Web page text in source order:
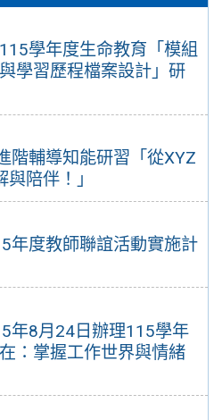
學年度生命教育「模組
學習歷程檔案設計」研
階輔導知能研習「從XYZ
陪伴！」
年度教師聯誼活動實施計
年8月24日辦理115學年
：掌握工作世界與情緒